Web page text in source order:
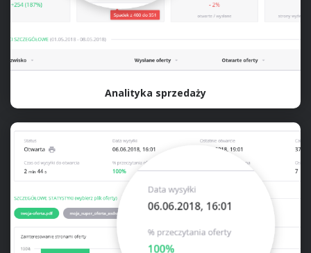
Analityka sprzedaży